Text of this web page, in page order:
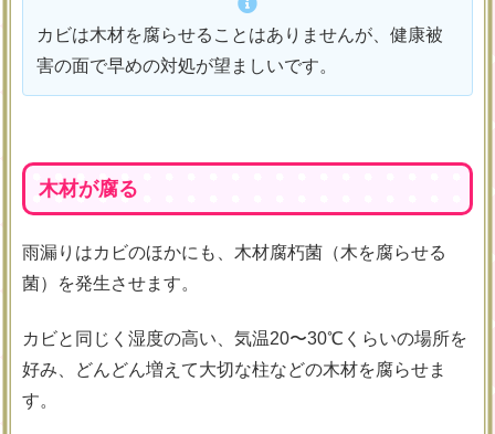
カビは木材を腐らせることはありませんが、健康被
害の面で早めの対処が望ましいです。
木材が腐る
雨漏りはカビのほかにも、木材腐朽菌（木を腐らせる
菌）を発生させます。
カビと同じく湿度の高い、気温20〜30℃くらいの場所を
好み、どんどん増えて大切な柱などの木材を腐らせま
す。